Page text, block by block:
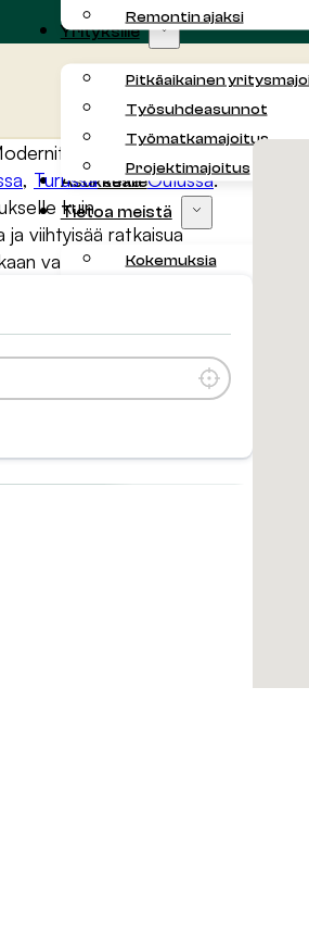
Remontin ajaksi
Yrityksille
Pitkäaikainen
Työsuhdeasunnot
Työmatkamajoitus
Projektimajoitus
Asukkaalle
Tietoa meistä
Kokemuksia
ja viihtyisät kalustetut
, TurussasekäOulussa.
kuin
viihtyisää ratkaisua
vaihtoehdon.
Paikanna minut
Map